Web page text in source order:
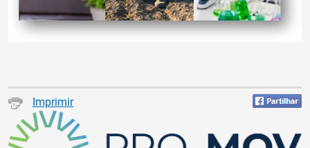
Imprimir